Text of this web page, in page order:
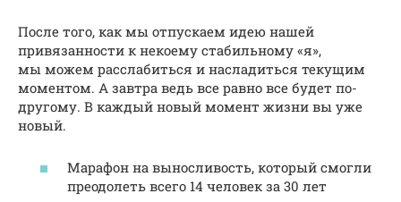
После того, как мы отпускаем идею нашей
привязанности к некоему стабильному «я»,
мы можем расслабиться и насладиться текущим
моментом. А завтра ведь все равно все будет по-
другому. В каждый новый момент жизни вы уже
новый.
Марафон на выносливость, который смогли
преодолеть всего 14 человек за 30 лет